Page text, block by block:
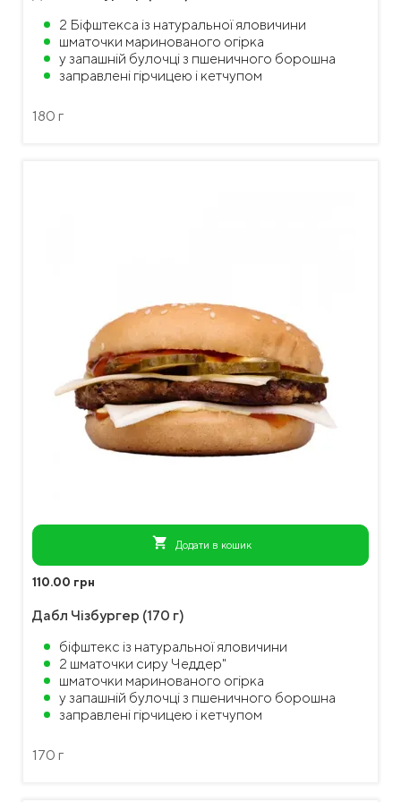
2 Біфштекса із натуральної яловичини
шматочки маринованого огірка
у запашній булочці з пшеничного борошна
заправлені гірчицею і кетчупом
180 г
shopping_cart Додати в кошик
110.00 грн
Дабл Чізбургер (170 г)
біфштекс із натуральної яловичини
2 шматочки сиру Чеддер"
шматочки маринованого огірка
у запашній булочці з пшеничного борошна
заправлені гірчицею і кетчупом
170 г